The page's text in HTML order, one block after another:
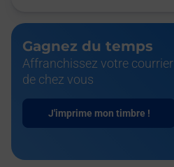
Gagnez du temps
Affranchissez votre courrier
de chez vous
J'imprime mon timbre !